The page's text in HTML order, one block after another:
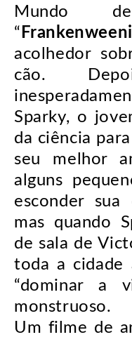
Mundo
“
acolhedor
cão.
Sparky, o
da ciência
seu melhor
alguns
esconder
mas quando
de sala de
toda a cidade
“dominar a
monstruoso.
Um filme de